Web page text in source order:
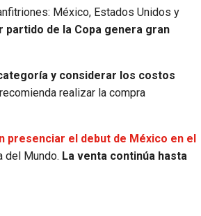
México, Estados Unidos y
partido de la Copa genera gran
y considerar los costos
realizar la compra
presenciar el debut de México en el
del Mundo. La venta continúa hasta